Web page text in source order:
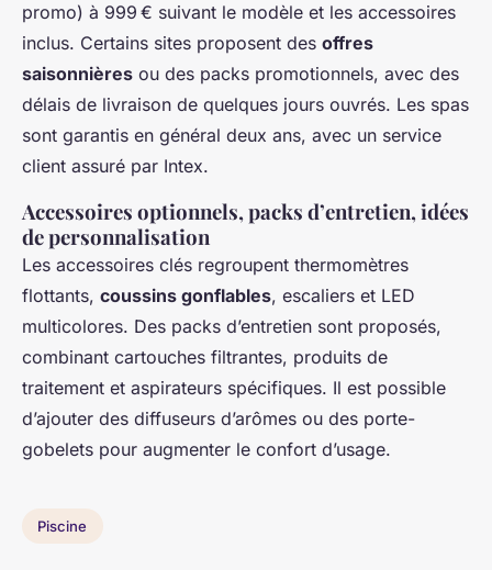
promo) à 999 € suivant le modèle et les accessoires
inclus. Certains sites proposent des offres
saisonnières ou des packs promotionnels, avec des
délais de livraison de quelques jours ouvrés. Les spas
sont garantis en général deux ans, avec un service
client assuré par Intex.
Accessoires optionnels, packs d’entretien, idées
de personnalisation
Les accessoires clés regroupent thermomètres
flottants, coussins gonflables, escaliers et LED
multicolores. Des packs d’entretien sont proposés,
combinant cartouches filtrantes, produits de
traitement et aspirateurs spécifiques. Il est possible
d’ajouter des diffuseurs d’arômes ou des porte-
gobelets pour augmenter le confort d’usage.
Piscine